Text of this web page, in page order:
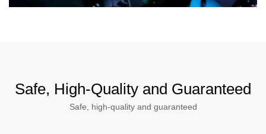
Safe, High-Quality and Guaranteed
Safe, high-quality and guaranteed